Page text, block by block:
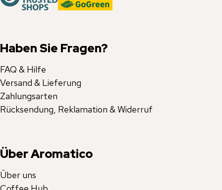
Haben Sie Fragen?
FAQ & Hilfe
Versand & Lieferung
Zahlungsarten
Rücksendung, Reklamation & Widerruf
Über Aromatico
Über uns